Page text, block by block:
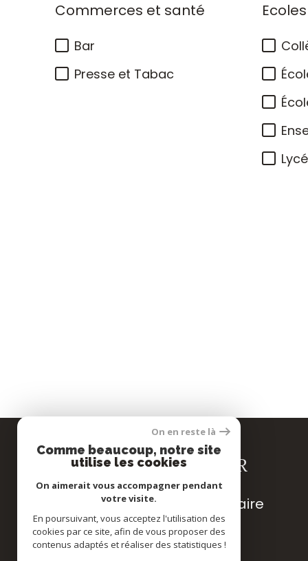
Commerces et santé
Bar
Presse et Tabac
Ecoles
SE CONNECTER
espace propriétaire
On en reste là
Comme beaucoup, notre site
utilise les cookies
On aimerait vous accompagner pendant
votre visite.
En poursuivant, vous acceptez l'utilisation des
cookies par ce site, afin de vous proposer des
contenus adaptés et réaliser des statistiques !